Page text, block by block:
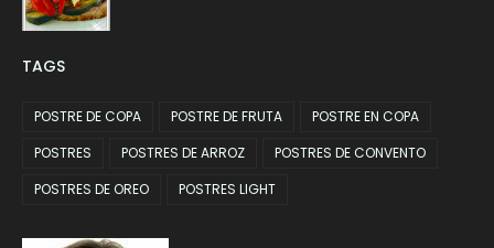
TAGS
POSTRE DE COPA POSTRE DE FRUTA
POSTRE EN COPA
POSTRES
POSTRES DE ARROZ
POSTRES DE CONVENTO
POSTRES DE OREO
POSTRES LIGHT